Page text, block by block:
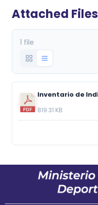
Attached Files
1 file
819.31 KB